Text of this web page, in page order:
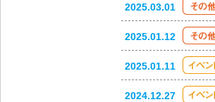
2025.03.01
2025.01.12
2025.01.11
2024.12.27